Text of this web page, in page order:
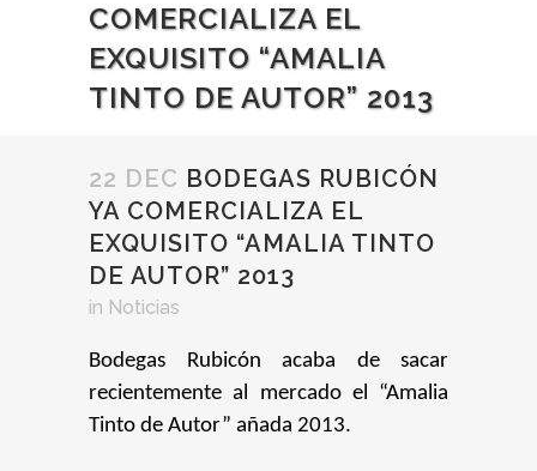
COMERCIALIZA EL
EXQUISITO “AMALIA
TINTO DE AUTOR” 2013
22 DEC BODEGAS RUBICÓN
YA COMERCIALIZA EL
EXQUISITO “AMALIA TINTO
DE AUTOR” 2013
in Noticias
Bodegas Rubicón acaba de sacar
recientemente al mercado el “Amalia
Tinto de Autor” añada 2013.